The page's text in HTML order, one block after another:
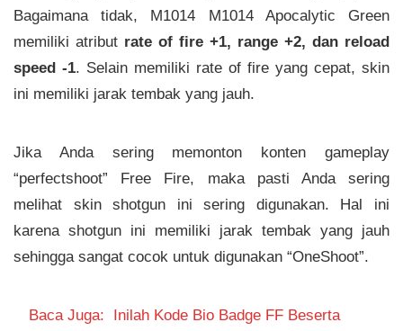
Bagaimana tidak, M1014 M1014 Apocalytic Green
memiliki atribut rate of fire +1, range +2, dan reload
speed -1. Selain memiliki rate of fire yang cepat, skin
ini memiliki jarak tembak yang jauh.
Jika Anda sering memonton konten gameplay
“perfectshoot” Free Fire, maka pasti Anda sering
melihat skin shotgun ini sering digunakan. Hal ini
karena shotgun ini memiliki jarak tembak yang jauh
sehingga sangat cocok untuk digunakan “OneShoot”.
Baca Juga: Inilah Kode Bio Badge FF Beserta